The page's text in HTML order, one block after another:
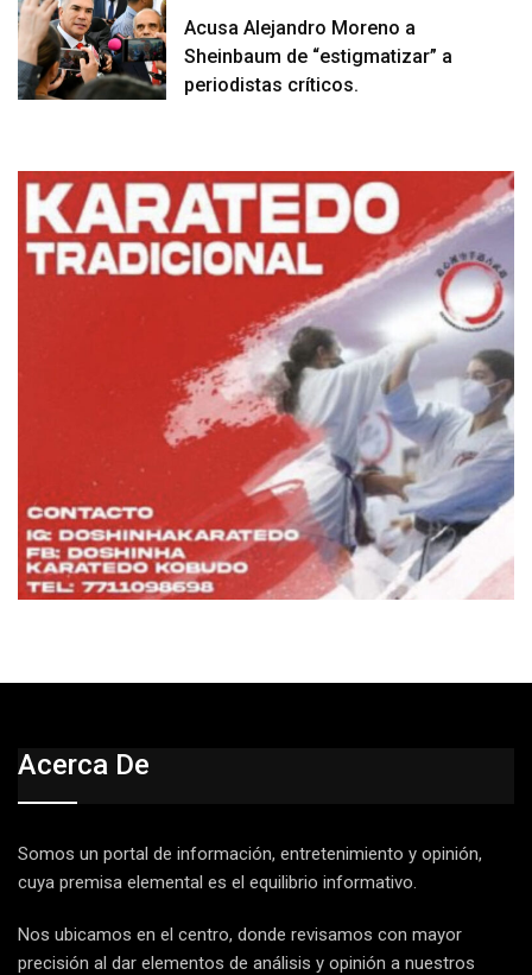
Acusa Alejandro Moreno a
Sheinbaum de “estigmatizar” a
periodistas críticos.
Acerca De
Somos un portal de información, entretenimiento y opinión,
cuya premisa elemental es el equilibrio informativo.
Nos ubicamos en el centro, donde revisamos con mayor
precisión al dar elementos de análisis y opinión a nuestros